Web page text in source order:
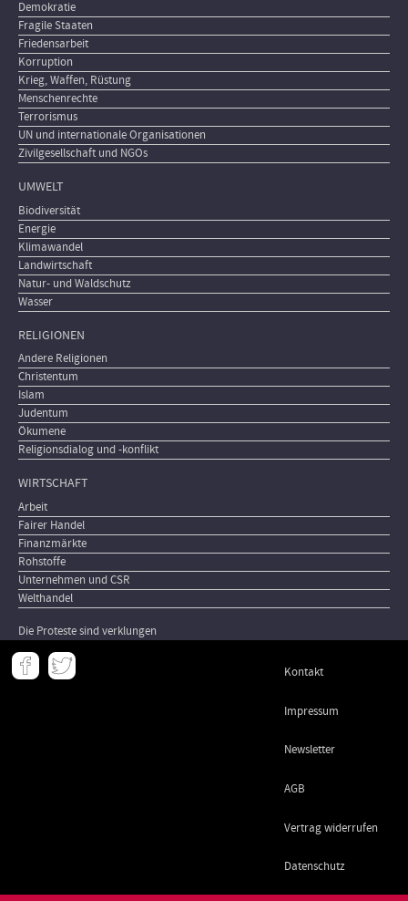
Demokratie
Fragile Staaten
Friedensarbeit
Korruption
Krieg, Waffen, Rüstung
Menschenrechte
Terrorismus
UN und internationale Organisationen
Zivilgesellschaft und NGOs
UMWELT
Biodiversität
Energie
Klimawandel
Landwirtschaft
Natur- und Waldschutz
Wasser
RELIGIONEN
Andere Religionen
Christentum
Islam
Judentum
Ökumene
Religionsdialog und -konflikt
WIRTSCHAFT
Arbeit
Fairer Handel
Finanzmärkte
Rohstoffe
Unternehmen und CSR
Welthandel
Die Proteste sind verklungen
Meta
- Kontakt
Impressum
Newsletter
AGB
Vertrag widerrufen
Datenschutz